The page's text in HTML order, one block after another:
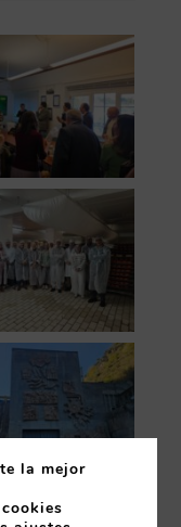
la mejor